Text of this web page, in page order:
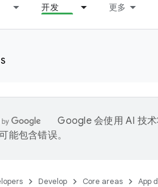
开发 更多
Google 会使用 AI 技术
能包含错误。
Develop Core areas App